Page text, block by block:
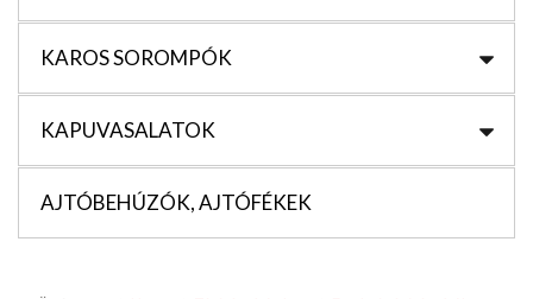
KAROS SOROMPÓK
KAPUVASALATOK
AJTÓBEHÚZÓK, AJTÓFÉKEK